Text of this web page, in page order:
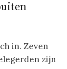
in. Zeven
zijn